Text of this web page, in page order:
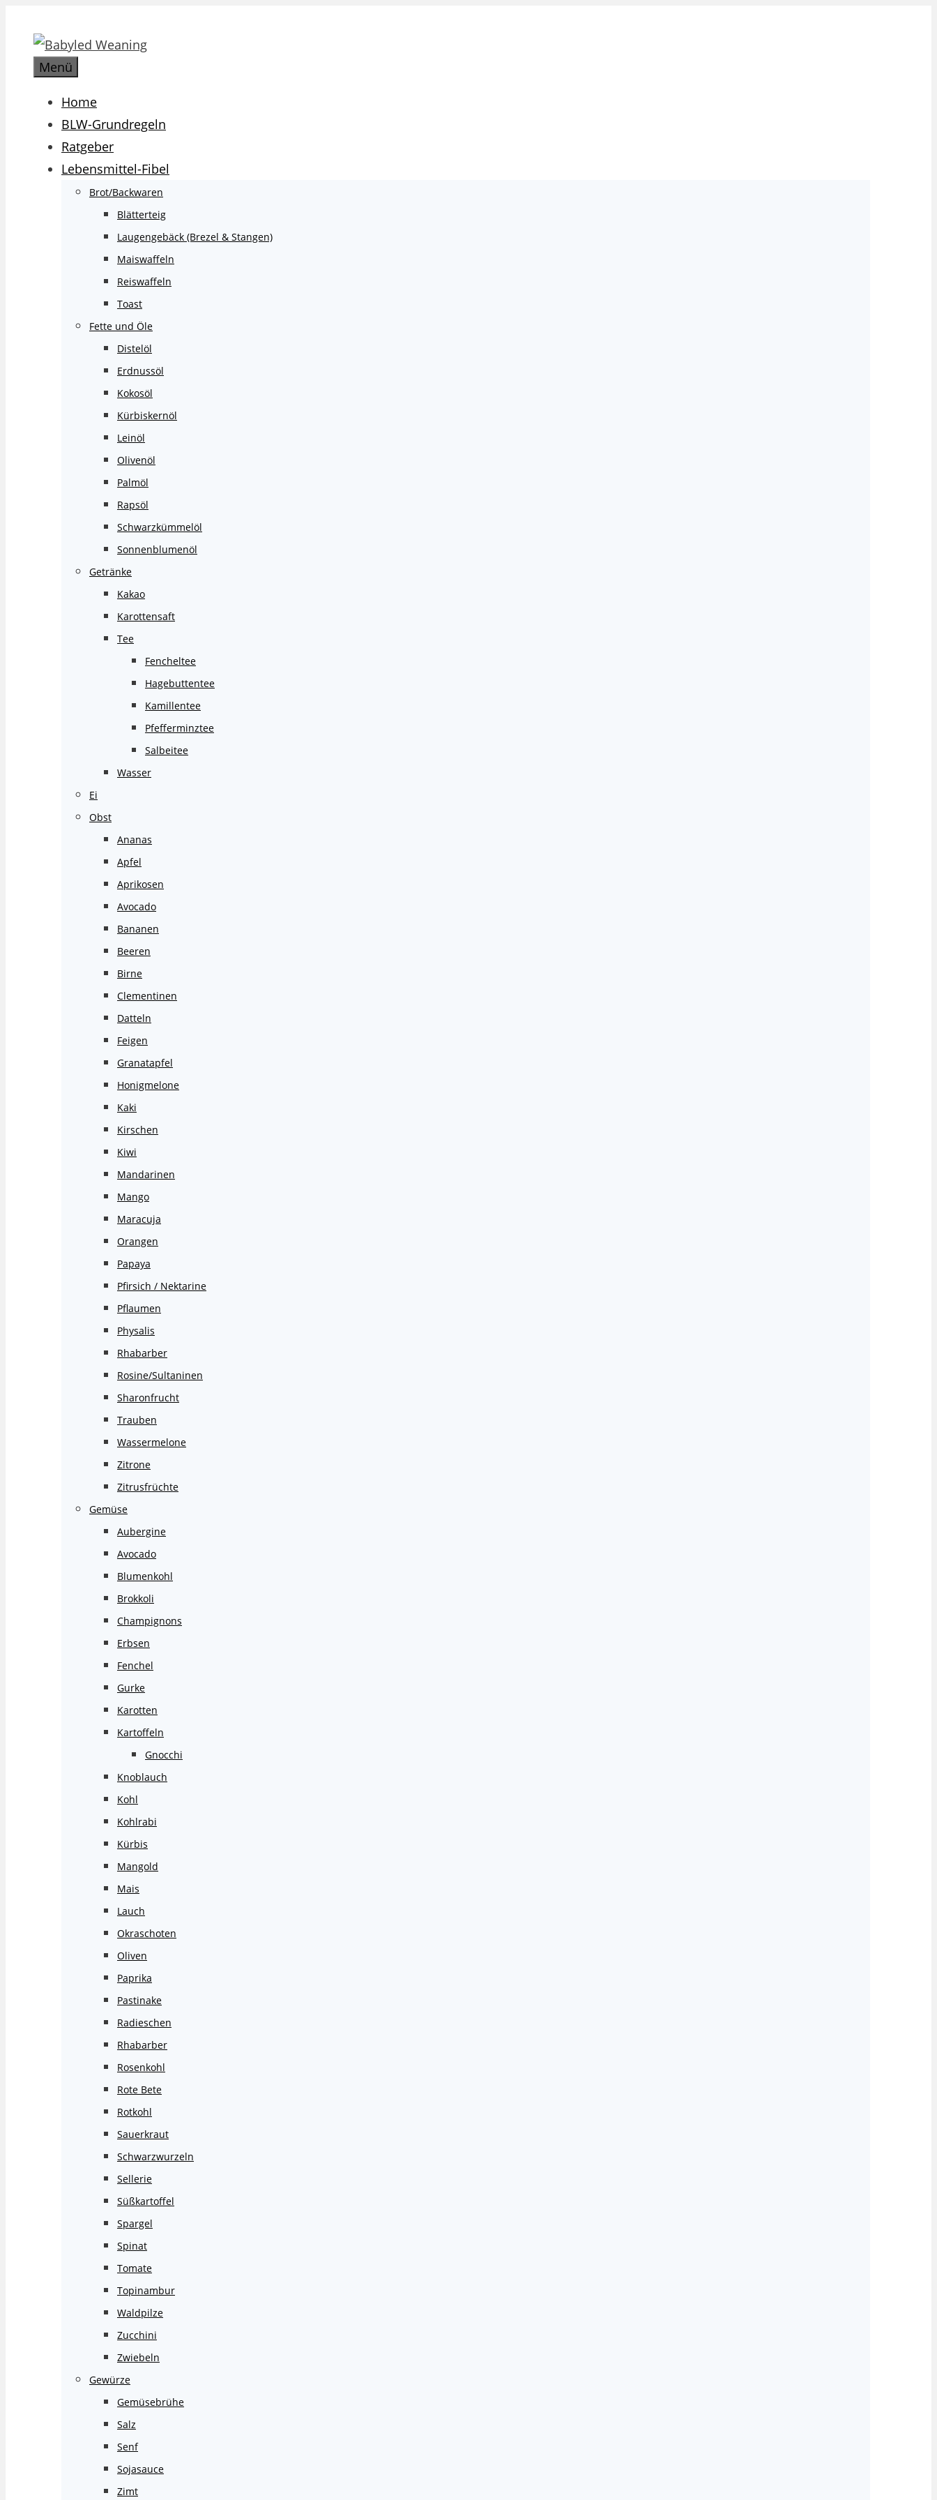
Inhalt
springenMenü
Home
BLW-Grundregeln
Ratgeber
Lebensmittel-Fibel
Brot/Backwaren
Blätterteig
Laugengebäck (Brezel & Stangen)
Maiswaffeln
Reiswaffeln
Toast
Fette und Öle
Distelöl
Erdnussöl
Kokosöl
Kürbiskernöl
Leinöl
Olivenöl
Palmöl
Rapsöl
Schwarzkümmelöl
Sonnenblumenöl
Getränke
Kakao
Karottensaft
Tee
Fencheltee
Hagebuttentee
Kamillentee
Pfefferminztee
Salbeitee
Wasser
Ei
Obst
Ananas
Apfel
Aprikosen
Avocado
Bananen
Beeren
Birne
Clementinen
Datteln
Feigen
Granatapfel
Honigmelone
Kaki
Kirschen
Kiwi
Mandarinen
Mango
Maracuja
Orangen
Papaya
Pfirsich / Nektarine
Pflaumen
Physalis
Rhabarber
Rosine/Sultaninen
Sharonfrucht
Trauben
Wassermelone
Zitrone
Zitrusfrüchte
Gemüse
Aubergine
Avocado
Blumenkohl
Brokkoli
Champignons
Erbsen
Fenchel
Gurke
Karotten
Kartoffeln
Gnocchi
Knoblauch
Kohl
Kohlrabi
Kürbis
Mangold
Mais
Lauch
Okraschoten
Oliven
Paprika
Pastinake
Radieschen
Rhabarber
Rosenkohl
Rote Bete
Rotkohl
Sauerkraut
Schwarzwurzeln
Sellerie
Süßkartoffel
Spargel
Spinat
Tomate
Topinambur
Waldpilze
Zucchini
Zwiebeln
Gewürze
Gemüsebrühe
Salz
Senf
Sojasauce
Zimt